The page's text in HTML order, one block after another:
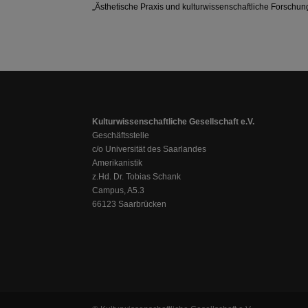
„Ästhetische Praxis und kulturwissenschaftliche
Kulturwissenschaftliche Gesellschaft e.V.
Geschäftsstelle
c/o Universität des Saarlandes
Amerikanistik
z.Hd. Dr. Tobias Schank
Campus, A5.3
66123 Saarbrücken